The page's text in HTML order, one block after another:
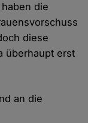
die
diese
überhaupt erst
an die